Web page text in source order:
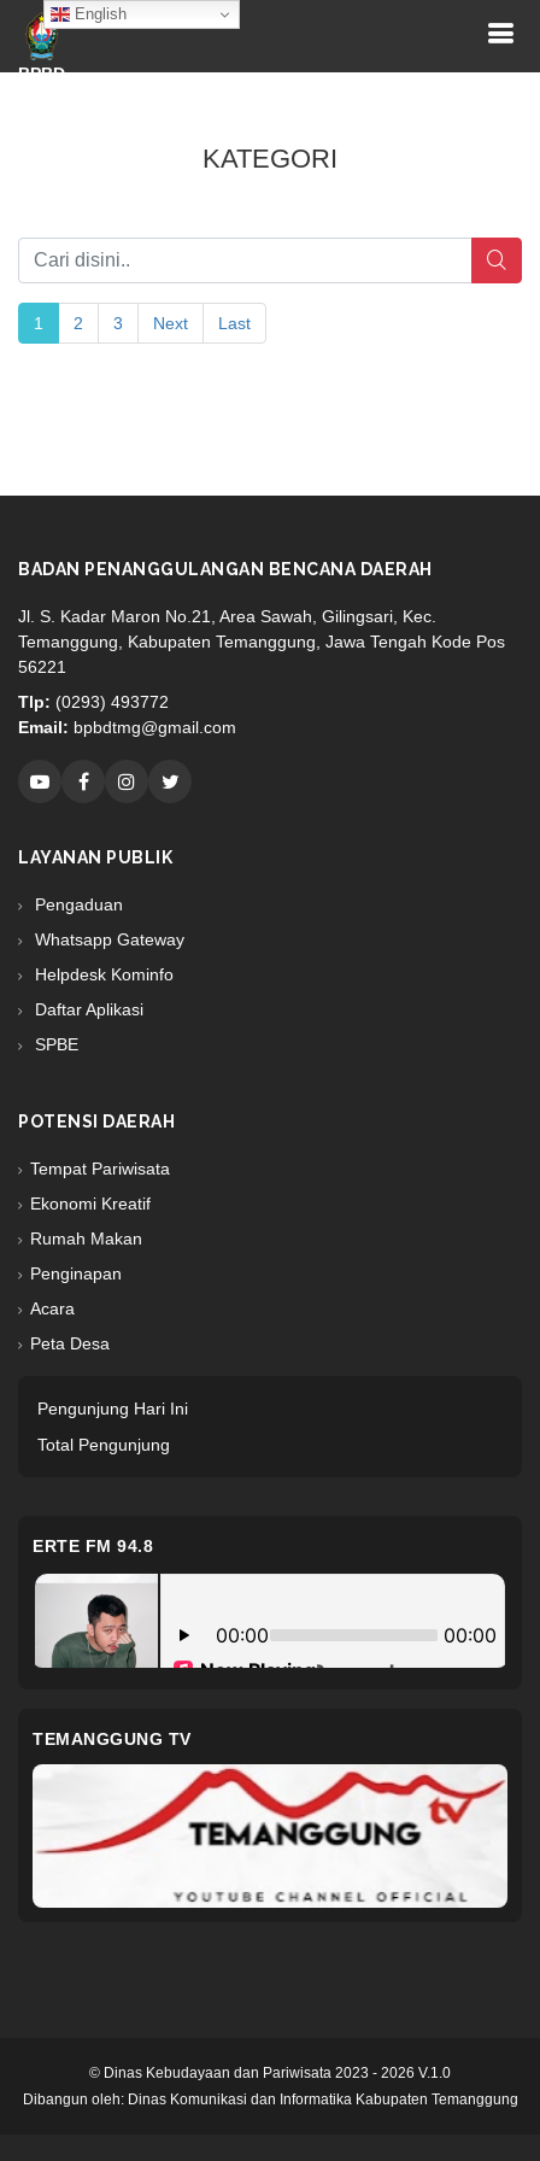
English
BPBD
KATEGORI
1 2 3 Next Last
BADAN PENANGGULANGAN BENCANA DAERAH
Jl. S. Kadar Maron No.21, Area Sawah, Gilingsari, Kec.
Temanggung, Kabupaten Temanggung, Jawa Tengah Kode Pos
56221
Tlp: (0293) 493772
Email: bpbdtmg@gmail.com
LAYANAN PUBLIK
Pengaduan
Whatsapp Gateway
Helpdesk Kominfo
Daftar Aplikasi
SPBE
POTENSI DAERAH
Tempat Pariwisata
Ekonomi Kreatif
Rumah Makan
Penginapan
Acara
Peta Desa
Pengunjung Hari Ini
Total Pengunjung
ERTE FM 94.8
TEMANGGUNG TV
© Dinas Kebudayaan dan Pariwisata 2023 - 2026 V.1.0
Dibangun oleh: Dinas Komunikasi dan Informatika Kabupaten Temanggung